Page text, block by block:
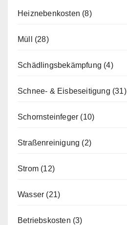
Heiznebenkosten (8)
Müll (28)
Schädlingsbekämpfung (4)
Schnee- & Eisbeseitigung (31)
Schornsteinfeger (10)
Straßenreinigung (2)
Strom (12)
Wasser (21)
Betriebskosten (3)